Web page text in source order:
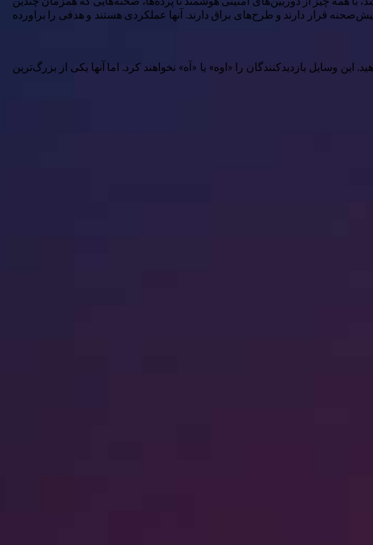
قرار دارند و طرح‌های براق دارند. آنها عملکردی هستند و هدفی را براورده
بازدیدکنندگان را «اوه» یا «آه» نخواهند کرد. اما آنها یکی از بزرگ‌ترین